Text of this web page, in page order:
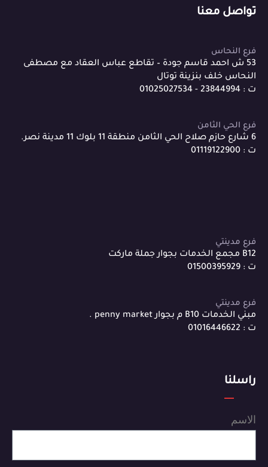
تواصل معنا
فرع النحاس
53 ش احمد قاسم جودة – تقاطع عباس العقاد مع مصطفى
النحاس خلف بنزينة توتال
ت : 23844994 - 01025027534
فرع الحي الثامن
6 شارع حازم صلاح الحي الثامن منطقة 11 بلوك 11 مدينة نصر.
ت : 01119122900
فرع مدينتي
B12 مجمع الخدمات بجوار جملة ماركت
ت : 01500395929
فرع مدينتي
مبني الخدمات B10 م بجوار penny market .
ت : 01016446622
راسلنا
الاسم